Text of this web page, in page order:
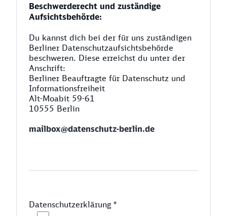
Beschwerderecht und zuständige
Aufsichtsbehörde:
Du kannst dich bei der für uns zuständigen
Berliner Datenschutzaufsichtsbehörde
beschweren. Diese erreichst du unter der
Anschrift:
Berliner Beauftragte für Datenschutz und
Informationsfreiheit
Alt-Moabit 59-61
10555 Berlin
mailbox@datenschutz-berlin.de
Datenschutzerklärung*